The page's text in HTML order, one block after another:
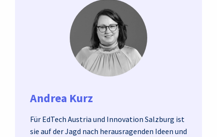
Andrea Kurz
Für EdTech Austria und Innovation Salzburg ist
sie auf der Jagd nach herausragenden Ideen und